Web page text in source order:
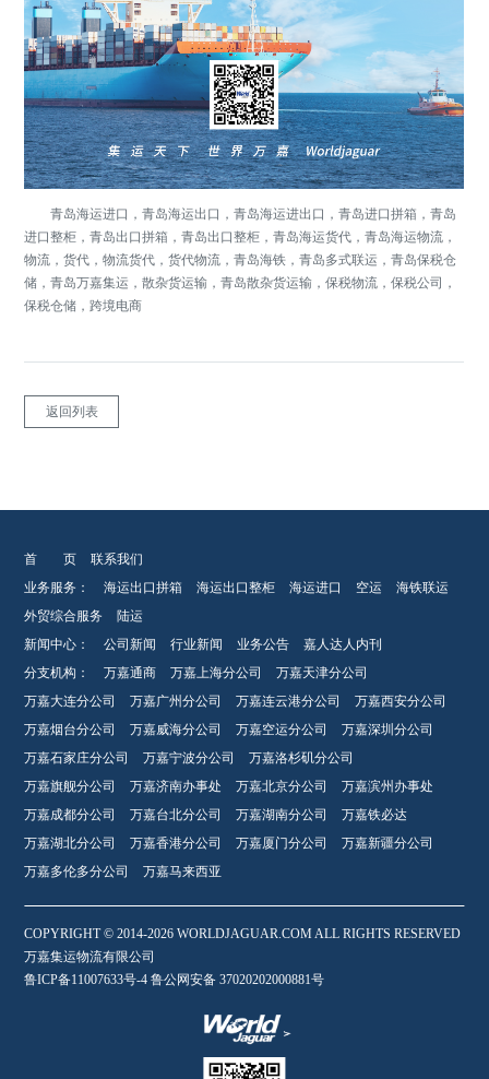
青岛海运进口，青岛海运出口，青岛海运进出口，青岛进口拼箱，青岛
进口整柜，青岛出口拼箱，青岛出口整柜，青岛海运货代，青岛海运物流，
物流，货代，物流货代，货代物流，青岛海铁，青岛多式联运，青岛保税仓
储，青岛万嘉集运，散杂货运输，青岛散杂货运输，保税物流，保税公司，
保税仓储，跨境电商
返回列表
首 页
联系我们
业务服务：
海运出口拼箱 海运出口整柜 海运进口 空运
海铁联运
外贸综合服务
陆运
新闻中心：
公司新闻 行业新闻 业务公告
嘉人达人内刊
分支机构：
万嘉通商 万嘉上海分公司
万嘉天津分公司
万嘉大连分公司
万嘉广州分公司 万嘉连云港分公司
万嘉西安分公司
万嘉烟台分公司
万嘉威海分公司 万嘉空运分公司
万嘉深圳分公司
万嘉石家庄分公司
万嘉宁波分公司
万嘉洛杉矶分公司
万嘉旗舰分公司
万嘉济南办事处 万嘉北京分公司
万嘉滨州办事处
万嘉成都分公司
万嘉台北分公司 万嘉湖南分公司
万嘉铁必达
万嘉湖北分公司
万嘉香港分公司 万嘉厦门分公司
万嘉新疆分公司
万嘉多伦多分公司
万嘉马来西亚
COPYRIGHT © 2014-2026 WORLDJAGUAR.COM ALL RIGHTS RESERVED
万嘉集运物流有限公司
鲁ICP备11007633号-4 鲁公网安备 37020202000881号